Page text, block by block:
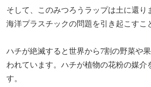
そして、このみつろうラップは土に還り
海洋プラスチックの問題を引き起こすこ
ハチが絶滅すると世界から7割の野菜や
われています。ハチが植物の花粉の媒介
す。